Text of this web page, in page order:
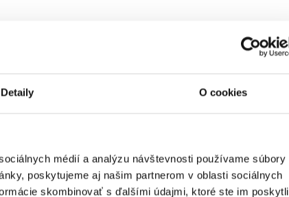
Detaily O cookies
médií a analýzu návštevnosti používame súbory
poskytujeme aj našim partnerom v oblasti sociálnych
skombinovať s ďalšími údajmi, ktoré ste im poskytli